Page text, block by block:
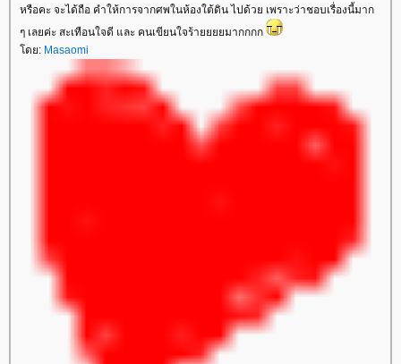
หรือคะ จะได้ถือ คำให้การจากศพในห้องใต้ดิน ไปด้วย เพราะว่าชอบเรื่องนี้มาก
ๆ เลยค่ะ สะเทือนใจดี และ คนเขียนใจร้ายยยยมากกกก
ดย: Masaomi